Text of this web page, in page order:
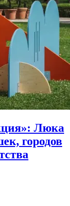
Люка
городов